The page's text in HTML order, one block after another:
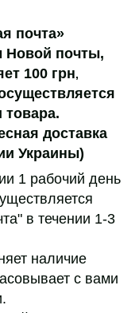
почта»
Новой почты,
100 грн,
товара.
доставка
Украины)
1 рабочий день
в течении 1-3
наличие
с вами